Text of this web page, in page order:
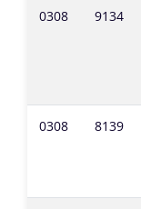
0308 9134
0308 8139